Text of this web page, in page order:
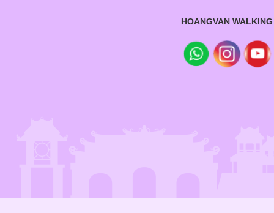
HOANGVAN